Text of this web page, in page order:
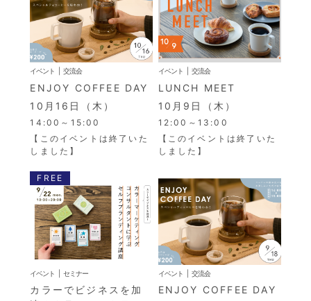
イベント 交流会
ENJOY COFFEE DAY
10月16日（木）
14:00～15:00
【このイベントは終了いた
しました】
イベント 交流会
LUNCH MEET
10月9日（木）
12:00～13:00
【このイベントは終了いた
しました】
FREE
イベント セミナー
カラーでビジネスを加
イベント 交流会
ENJOY COFFEE DAY